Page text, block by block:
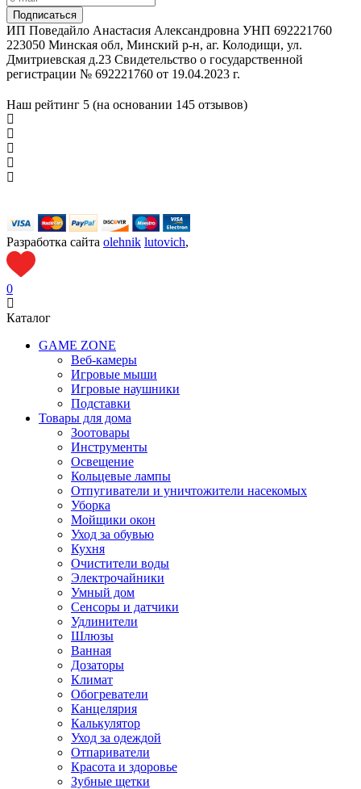
ИП Поведайло Анастасия Александровна УНП 692221760
223050 Минская обл, Минский р-н, аг. Колодищи, ул.
Дмитриевская д.23 Свидетельство о государственной
регистрации № 692221760 от 19.04.2023 г.
Наш рейтинг 5 (на основании 145 отзывов)
Разработка сайта olehnik lutovich,
0
Каталог
GAME ZONE
Веб-камеры
Игровые мыши
Игровые наушники
Подставки
Товары для дома
Зоотовары
Инструменты
Освещение
Кольцевые лампы
Отпугиватели и уничтожители насекомых
Уборка
Мойщики окон
Уход за обувью
Кухня
Очистители воды
Электрочайники
Умный дом
Сенсоры и датчики
Удлинители
Шлюзы
Ванная
Дозаторы
Климат
Обогреватели
Канцелярия
Калькулятор
Уход за одеждой
Отпариватели
Красота и здоровье
Зубные щетки